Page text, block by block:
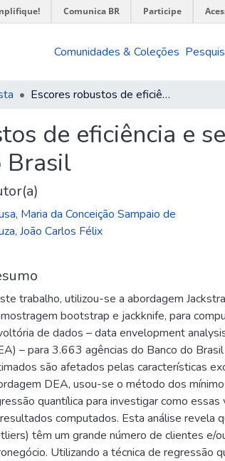
Comunica BR Participe
Comunidades & Coleções
Escores robustos de eficiência e seus determinantes: o caso das agências do Banco do Brasil
de eficiência e
Brasil
Maria da Conceição Sampaio de
João Carlos Félix
trabalho, utilizou-se a abordagem
bootstrap e jackknife, para
de dados – data envelopment
– para 3.663 agências do Banco do
são afetados pelas características
DEA, usou-se o método dos
quantílica para investigar como
computados. Esta análise revela
têm um grande número de clientes e/
Utilizando a técnica de regressão